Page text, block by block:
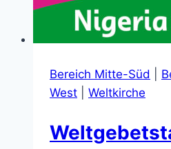
Bereich Mitte-Süd
West
Weltkirche